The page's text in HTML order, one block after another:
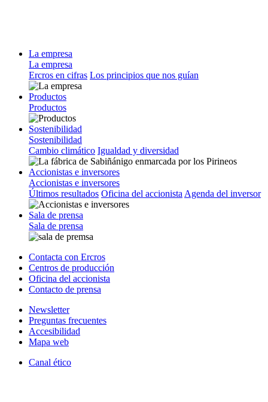
La empresa
La empresa
Ercros en cifras Los principios que nos guían
Productos
Productos
Sostenibilidad
Sostenibilidad
Cambio climático Igualdad y diversidad
Accionistas e inversores
Accionistas e inversores
Últimos resultados Oficina del accionista Agenda del inversor
Sala de prensa
Sala de prensa
Contacta con Ercros
Centros de producción
Oficina del accionista
Contacto de prensa
Newsletter
Preguntas frecuentes
Accesibilidad
Mapa web
Canal ético